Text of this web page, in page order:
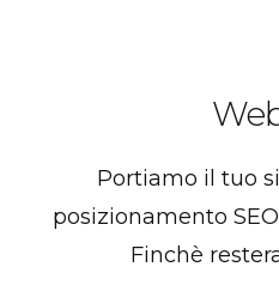
Portiamo il tuo
posizionamento
Finchè